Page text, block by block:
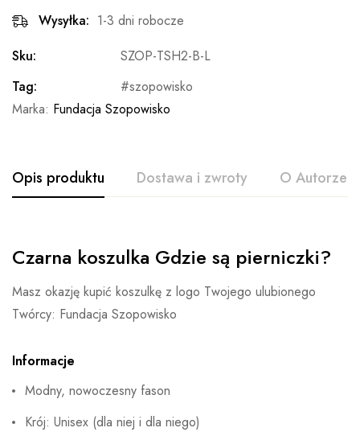
Wysyłka: 1-3 dni robocze
Sku:
SZOP-TSH2-B-L
Tag:
szopowisko
Marka: Fundacja Szopowisko
Opis produktu Dostawa i zwroty O Autorze
Czarna koszulka Gdzie są pierniczki?
Masz okazję kupić koszulkę z logo Twojego ulubionego
Twórcy: Fundacja Szopowisko
Informacje
Modny, nowoczesny fason
Krój: Unisex (dla niej i dla niego)